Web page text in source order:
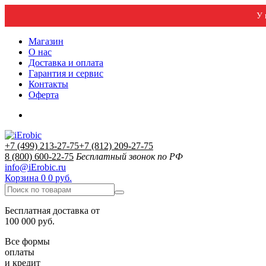
У
Магазин
О нас
Доставка и оплата
Гарантия и сервис
Контакты
Оферта
+7 (499) 213-27-75+7 (812) 209-27-75
8 (800) 600-22-75 Бесплатный звонок по РФ
info@iErobic.ru
Корзина 0 0 руб.
Бесплатная доставка от
100 000 руб.
Все формы
оплаты
и кредит